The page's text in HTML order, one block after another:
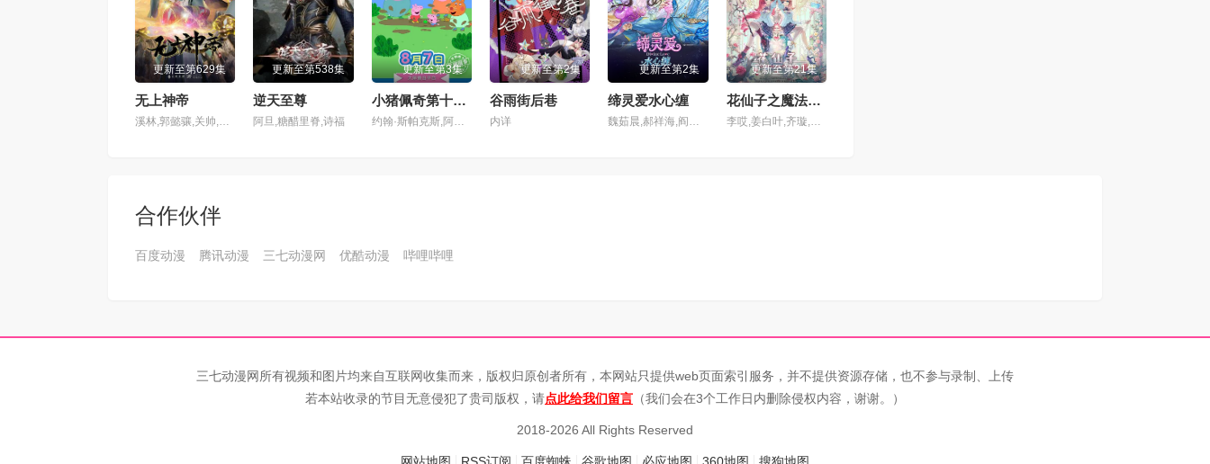
更新至第629集
无上神帝
溪林,郭懿骧,关帅,黄骥,季骜杰,钟巍,烈之流星,蘭雨馨,张妮,徐翔,Akira明,柳知萧
更新至第538集
逆天至尊
阿旦,糖醋里脊,诗福
更新至第3集
小猪佩奇第十二季
约翰·斯帕克斯,阿梅丽·碧·史密斯,理查德·赖丁斯,莫温娜·班克斯,Kira Monteith,Alice May
更新至第2集
谷雨街后巷
内详
更新至第2集
缔灵爱水心缠
魏茹晨,郝祥海,阎么么,陈张太康,关云月,楚越,闫夜桥,刘知否,林柏青,陆庚宜,图特哈蒙,金琪
更新至第21集
花仙子之魔法香对论
李哎,姜白叶,齐璇,马斑马,江时暖,颜辉,叮当,司小幽,江月,萧秋子,黎筱濛,戈昕宇,黄玮,小连杀,任景行,刘渕,李沈倩,张啸雨,崔轶辰,王辅平,吴童,斯诺,王世旸
合作伙伴
百度动漫 腾讯动漫 三七动漫网 优酷动漫 哔哩哔哩
三七动漫网所有视频和图片均来自互联网收集而来，版权归原创者所有，本网站只提供web页面索引服务，并不提供资源存储，也不参与录制、上传
若本站收录的节目无意侵犯了贵司版权，请点此给我们留言 （我们会在3个工作日内删除侵权内容，谢谢。）
2018-2026 All Rights Reserved